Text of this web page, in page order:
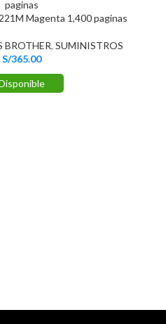
Magenta 1,400 paginas
BROTHER, SUMINISTROS
S/365.00